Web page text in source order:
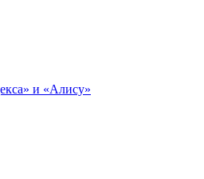
и «Алису»